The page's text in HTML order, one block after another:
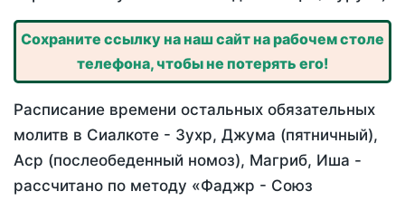
Сохраните ссылку на наш сайт на рабочем столе
телефона, чтобы не потерять его!
Расписание времени остальных обязательных
молитв в Сиалкоте - Зухр, Джума (пятничный),
Аср (послеобеденный номоз), Магриб, Иша -
рассчитано по методу «Фаджр - Союз